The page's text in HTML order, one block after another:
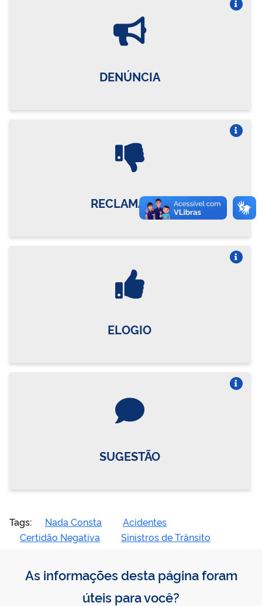
DENÚNCIA
RECLAMAÇÃO
ELOGIO
SUGESTÃO
Tags: Nada Consta
Acidentes
Certidão Negativa
Sinistros de Trânsito
As informações desta página foram
úteis para você?